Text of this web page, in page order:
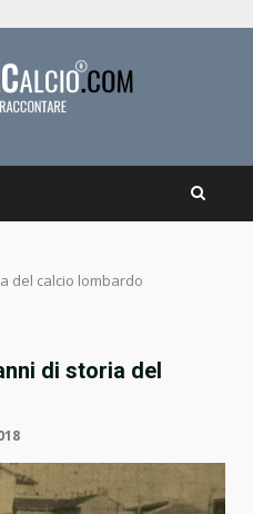
del calcio lombardo
di storia del